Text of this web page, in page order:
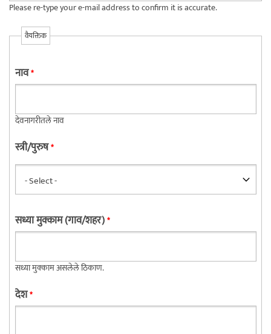
Please re-type your e-mail address to confirm it is accurate.
वैयक्तिक
नाव*
देवनागरीतले नाव
स्त्री/पुरुष*
सध्या मुक्काम (गाव/शहर)*
सध्या मुक्काम असलेले ठिकाण.
देश*